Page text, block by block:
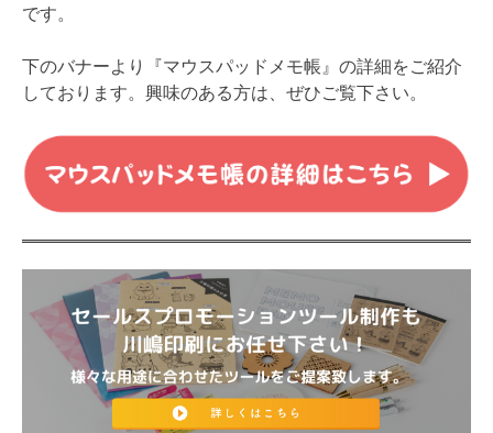
です。
下のバナーより『マウスパッドメモ帳』の詳細をご紹介
しております。興味のある方は、ぜひご覧下さい。